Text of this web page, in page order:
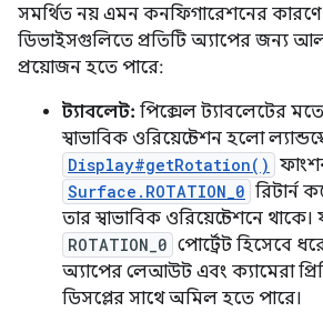
সমর্থিত নয় এমন কনফিগারেশনের কারণে
ডিভাইসগুলিতে প্রতিটি অ্যাপের জন্য
প্রয়োজন হতে পারে:
ট্যাবলেট: পিক্সেল ট্যাবলেটের
স্বাভাবিক ওরিয়েন্টেশন হলো
Display#getRotation()
Surface.ROTATION_0 রিটার্ন
তার স্বাভাবিক ওরিয়েন্টেশনে
ROTATION_0 পোর্ট্রেট হিসেবে
অ্যাপের লেআউট এবং ক্যামেরা
ডিসপ্লের সাথে অমিল হতে পারে।